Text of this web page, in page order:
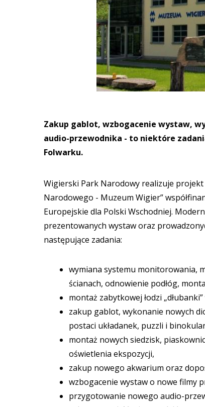
Zakup gablot, wzbogacenie wystaw,
audio-przewodnika - to niektóre
Folwarku.
Wigierski Park Narodowy realizuje
Narodowego - Muzeum Wigier”
Europejskie dla Polski Wschodniej.
prezentowanych wystaw oraz
następujące zadania:
wymiana systemu monitorowania,
ścianach, odnowienie podłóg,
montaż zabytkowej łodzi
zakup gablot, wykonanie nowych
postaci układanek, puzzli i
montaż nowych siedzisk,
oświetlenia ekspozycji,
zakup nowego akwarium oraz
wzbogacenie wystaw o nowe filmy
przygotowanie nowego audio-